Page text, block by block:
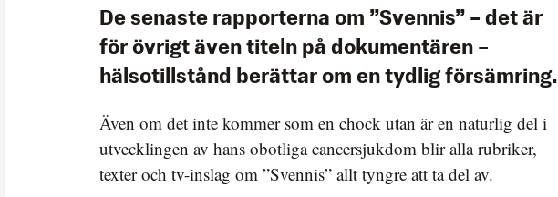
De senaste rapporterna om ”Svennis” – det är
för övrigt även titeln på dokumentären –
hälsotillstånd berättar om en tydlig försämring.
Även om det inte kommer som en chock utan är en naturlig del i
utvecklingen av hans obotliga cancersjukdom blir alla rubriker,
texter och tv-inslag om ”Svennis” allt tyngre att ta del av.